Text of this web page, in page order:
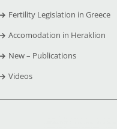
Fertility Legislation in Greece
Accomodation in Heraklion
New – Publications
Videos